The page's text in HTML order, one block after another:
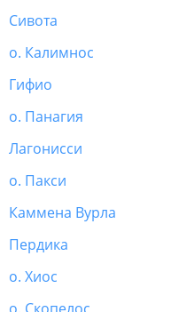
Сивота
о. Калимнос
Гифио
о. Панагия
Лагонисси
о. Пакси
Каммена Вурла
Пердика
о. Хиос